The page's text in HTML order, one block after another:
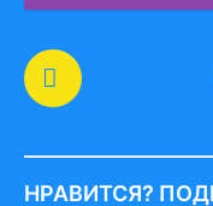
P
o
t
P
НРАВИТСЯ?